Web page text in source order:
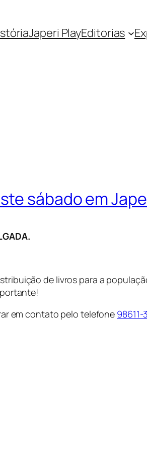
Japeri PlayEditorias
sábado em
de livros para a
em contato pelo telefone 98611-